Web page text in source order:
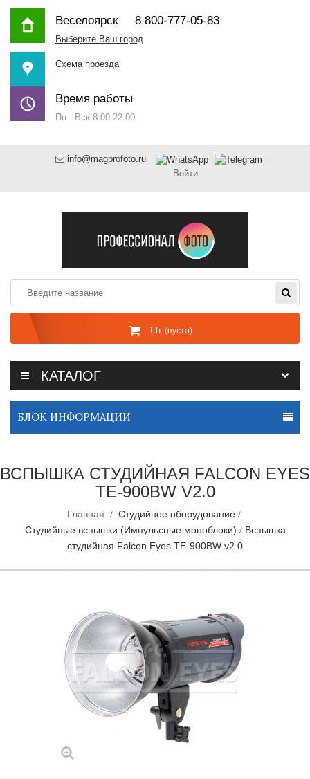
Веселоярск8 800-777-05-83
Выберите Ваш город
Схема проезда
Время работы
Пн - Вск 8:00-22:00
info@magprofoto.ru
Войти
Шт (пусто)
КАТАЛОГ
БЛОК ИНФОРМАЦИИ
ВСПЫШКА СТУДИЙНАЯ FALCON EYES
TE-900BW V2.0
Главная
Студийное оборудование
Студийные вспышки (Импульсные моноблоки)
Вспышка
студийная Falcon Eyes TE-900BW v2.0